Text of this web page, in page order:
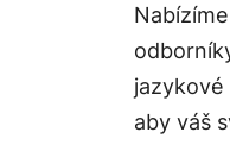
jazykové
aby váš